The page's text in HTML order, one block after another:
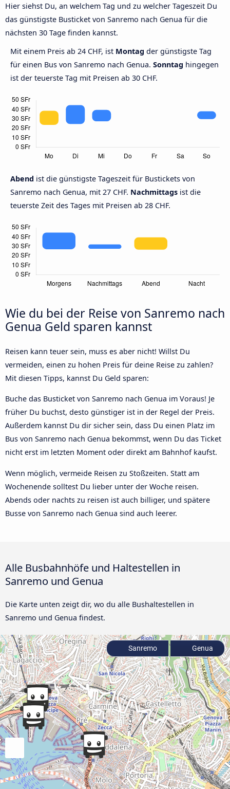
Hier siehst Du, an welchem Tag und zu welcher Tageszeit Du
das günstigste Busticket von Sanremo nach Genua für die
nächsten 30 Tage finden kannst.
Mit einem Preis ab 24 CHF, ist Montag der günstigste Tag
für einen Bus von Sanremo nach Genua. Sonntag hingegen
ist der teuerste Tag mit Preisen ab 30 CHF.
Abend ist die günstigste Tageszeit für Bustickets von
Sanremo nach Genua, mit 27 CHF. Nachmittags ist die
teuerste Zeit des Tages mit Preisen ab 28 CHF.
Wie du bei der Reise von Sanremo nach
Genua Geld sparen kannst
Reisen kann teuer sein, muss es aber nicht! Willst Du
vermeiden, einen zu hohen Preis für deine Reise zu zahlen?
Mit diesen Tipps, kannst Du Geld sparen:
Buche das Busticket von Sanremo nach Genua im Voraus! Je
früher Du buchst, desto günstiger ist in der Regel der Preis.
Außerdem kannst Du dir sicher sein, dass Du einen Platz im
Bus von Sanremo nach Genua bekommst, wenn Du das Ticket
nicht erst im letzten Moment oder direkt am Bahnhof kaufst.
Wenn möglich, vermeide Reisen zu Stoßzeiten. Statt am
Wochenende solltest Du lieber unter der Woche reisen.
Abends oder nachts zu reisen ist auch billiger, und spätere
Busse von Sanremo nach Genua sind auch leerer.
Alle Busbahnhöfe und Haltestellen in
Sanremo und Genua
Die Karte unten zeigt dir, wo du alle Bushaltestellen in
Sanremo und Genua findest.
Sanremo Genua